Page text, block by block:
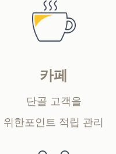
카페
단골 고객을
위한포인트 적립 관리